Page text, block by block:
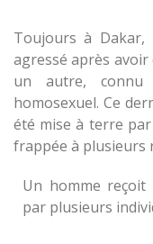
Toujours à
agressé après
un autre,
homosexuel. Ce
été mise à terre
frappée à plusieurs
Un homme reçoit
par plusieurs